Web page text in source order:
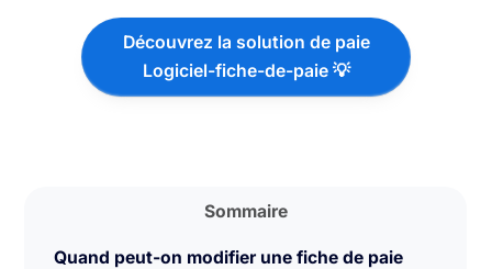
Découvrez la solution de paie
Logiciel-fiche-de-paie 💡
Sommaire
Quand peut-on modifier une fiche de paie